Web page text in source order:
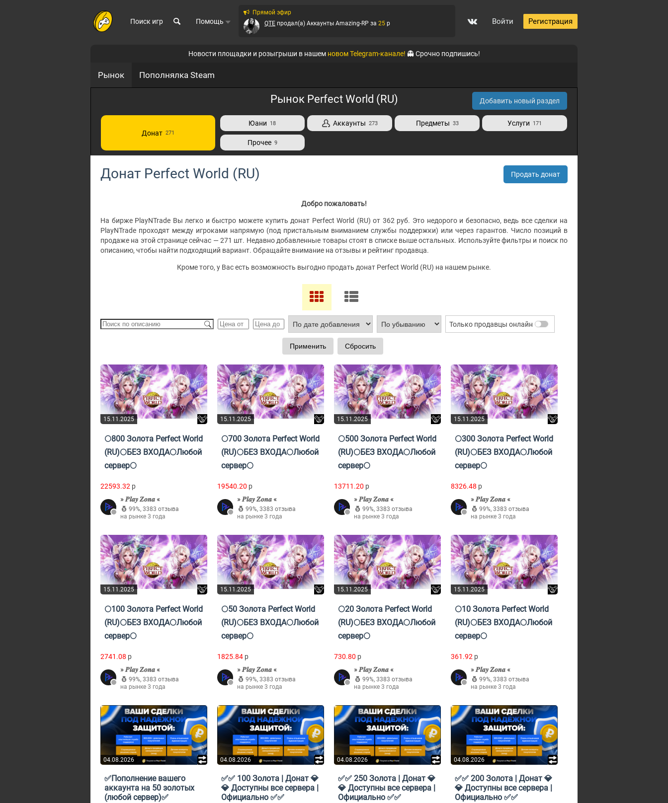
Поиск игр Помощь
Прямой эфир
QTE продал(а) Аккаунты Amazing-RP за 25 p
QTEпродал(а)Аккаунты Online RP (Mobile)за45p
20
QTE продал(а) Аккаунты Black Russia RP (Mobi... 111 p
продал(а)
Войти Регистрация
Новости площадки и розыгрыши в нашем новом Telegram-канале! 👻 Срочно подпишись!
Рынок Пополнялка Steam
Рынок Perfect World (RU) Добавить новый раздел
Донат 271
Юани 18 Аккаунты 273 Предметы 33 Услуги 171
Прочее 9
Донат Perfect World (RU) Продать донат
Добро пожаловать!
На бирже PlayNTrade Вы легко и быстро можете купить донат Perfect World (RU) от 362 руб. Это недорого и безопасно, ведь все сделки на
PlayNTrade проходят между игроками напрямую (под пристальным вниманием службы поддержки) или через гарантов. Число позиций в
продаже на этой странице сейчас — 271 шт. Недавно добавленные товары стоят в списке выше остальных. Используйте фильтры и поиск по
описанию, чтобы найти подходящий вариант. Обращайте внимание на отзывы и рейтинг продавца.
Кроме того, у Вас есть возможность выгодно продать донат Perfect World (RU) на нашем рынке.
Только продавцы онлайн
15.11.2025
🌕800 Золота Perfect World
(RU)🌕БЕЗ ВХОДА🌕Любой
сервер🌕
22593.32 p
» 𝑷𝒍𝒂𝒚 𝒁𝒐𝒏𝒂 «
99%, 3383 отзыва
на рынке 3 года
15.11.2025
🌕700 Золота Perfect World
(RU)🌕БЕЗ ВХОДА🌕Любой
сервер🌕
19540.20 p
» 𝑷𝒍𝒂𝒚 𝒁𝒐𝒏𝒂 «
99%, 3383 отзыва
на рынке 3 года
15.11.2025
🌕500 Золота Perfect World
(RU)🌕БЕЗ ВХОДА🌕Любой
сервер🌕
13711.20 p
» 𝑷𝒍𝒂𝒚 𝒁𝒐𝒏𝒂 «
99%, 3383 отзыва
на рынке 3 года
15.11.2025
🌕300 Золота Perfect World
(RU)🌕БЕЗ ВХОДА🌕Любой
сервер🌕
8326.48 p
» 𝑷𝒍𝒂𝒚 𝒁𝒐𝒏𝒂 «
99%, 3383 отзыва
на рынке 3 года
15.11.2025
🌕100 Золота Perfect World
(RU)🌕БЕЗ ВХОДА🌕Любой
сервер🌕
2741.08 p
» 𝑷𝒍𝒂𝒚 𝒁𝒐𝒏𝒂 «
99%, 3383 отзыва
на рынке 3 года
15.11.2025
🌕50 Золота Perfect World
(RU)🌕БЕЗ ВХОДА🌕Любой
сервер🌕
1825.84 p
» 𝑷𝒍𝒂𝒚 𝒁𝒐𝒏𝒂 «
99%, 3383 отзыва
на рынке 3 года
15.11.2025
🌕20 Золота Perfect World
(RU)🌕БЕЗ ВХОДА🌕Любой
сервер🌕
730.80 p
» 𝑷𝒍𝒂𝒚 𝒁𝒐𝒏𝒂 «
99%, 3383 отзыва
на рынке 3 года
15.11.2025
🌕10 Золота Perfect World
(RU)🌕БЕЗ ВХОДА🌕Любой
сервер🌕
361.92 p
» 𝑷𝒍𝒂𝒚 𝒁𝒐𝒏𝒂 «
99%, 3383 отзыва
на рынке 3 года
04.08.2026
✅Пополнение вашего
аккаунта на 50 золотых
(любой сервер)✅
04.08.2026
✅✅ 100 Золота | Донат 💎
💎 Доступны все сервера |
Официально ✅✅
04.08.2026
✅✅ 250 Золота | Донат 💎
💎 Доступны все сервера |
Официально ✅✅
04.08.2026
✅✅ 200 Золота | Донат 💎
💎 Доступны все сервера |
Официально ✅✅